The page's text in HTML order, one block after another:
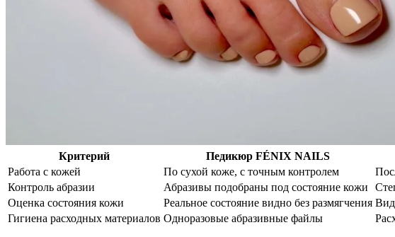
Критерий Педикюр FÉNIX NAILS
Работа с кожей
По сухой коже, с точным контролем
Контроль абразии
Абразивы подобраны под состояние кожи
Оценка состояния кожи
Реальное состояние видно без размягчения Вид
Гигиена расходных материалов Одноразовые абразивные файлы